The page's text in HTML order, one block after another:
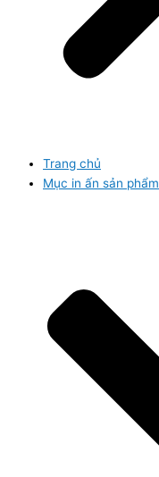
Trang chủ
Mục in ấn sản phẩm